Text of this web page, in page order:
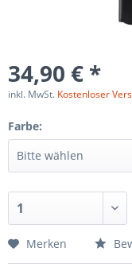
34,90 € *
inkl. MwSt. Kostenloser
Farbe:
Merken